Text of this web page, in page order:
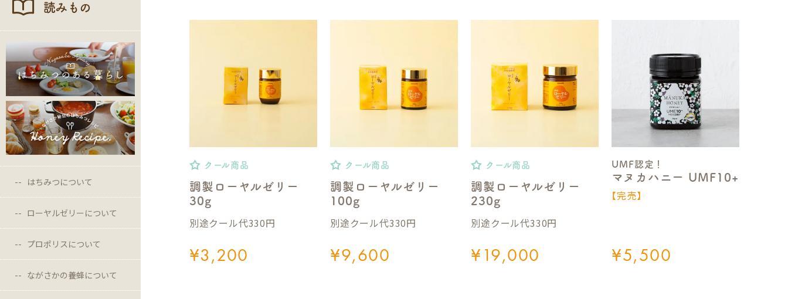
読みもの
はちみつについて
ローヤルゼリーについて
プロポリスについて
ながさかの養蜂について
クール商品
調製ローヤルゼリー
30g
別途クール代330円
¥3,200
クール商品
調製ローヤルゼリー
100g
別途クール代330円
¥9,600
クール商品
調製ローヤルゼリー
230g
別途クール代330円
¥19,000
UMF認定！
マヌカハニー UMF10+
【完売】
¥5,500